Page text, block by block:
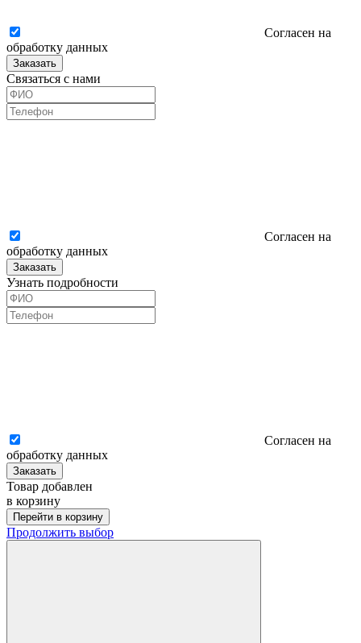
Согласен на
обработку данных
Заказать
Связаться с нами
Согласен на
обработку данных
Заказать
Узнать подробности
Согласен на
обработку данных
Заказать
Товар добавлен
в корзину
Перейти в корзину
Продолжить выбор